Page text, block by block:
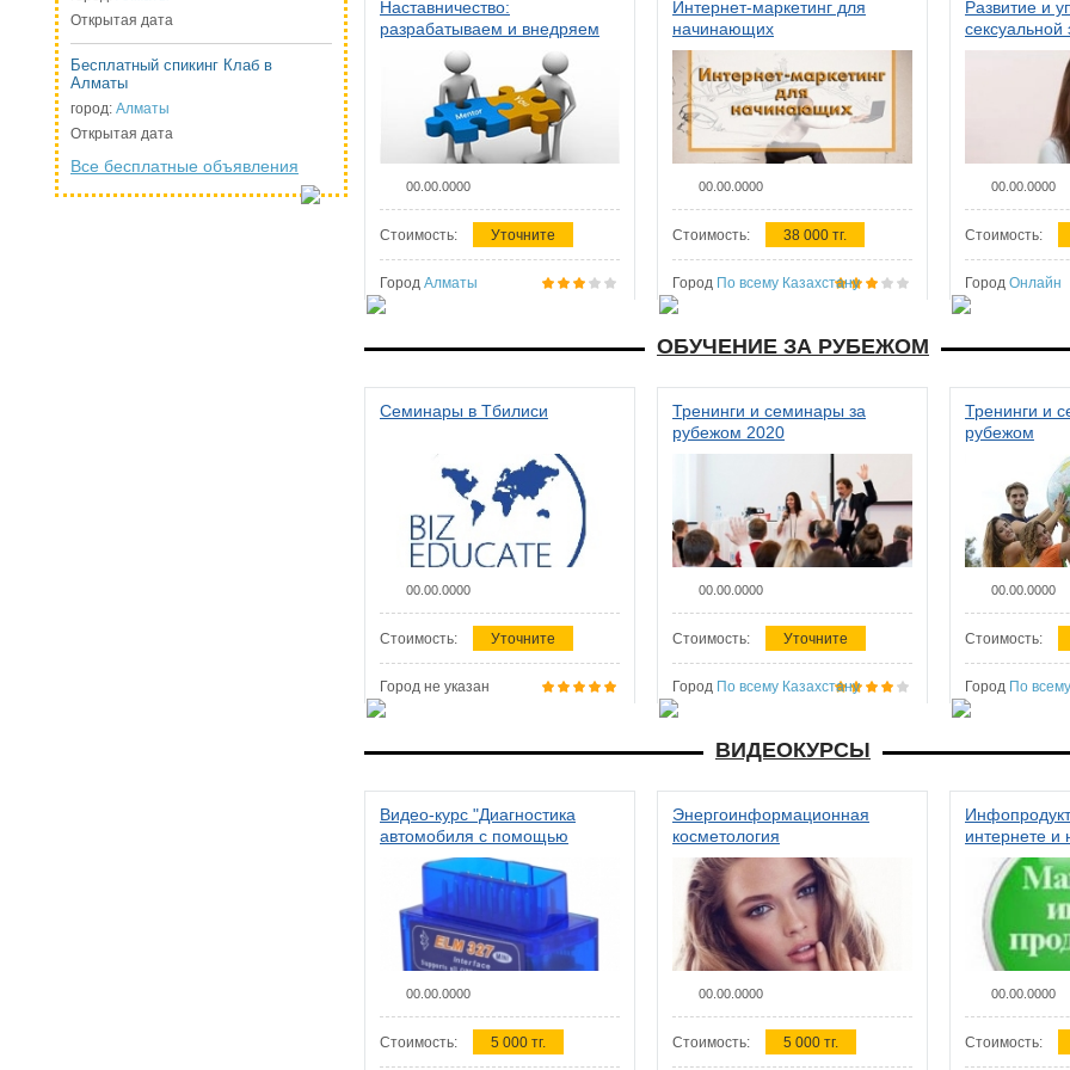
Открытая дата
Бесплатный спикинг Клаб в
Алматы
город: Алматы
Открытая дата
Все бесплатные объявления
Наставничество:
разрабатываем и внедряем
систему наставничества в
организации
00.00.0000
Стоимость: Уточните
Город Алматы
Интернет-маркетинг для
начинающих
00.00.0000
Стоимость: 38 000 тг.
Город По всему Казахстану
Развитие и
сексуальной
женщин
00.00.0000
Стоимость:
Город Онлайн
ОБУЧЕНИЕ ЗА РУБЕЖОМ
Семинары в Тбилиси
00.00.0000
Стоимость: Уточните
Город не указан
Тренинги и семинары за
рубежом 2020
00.00.0000
Стоимость: Уточните
Город По всему Казахстану
Тренинги и
рубежом
00.00.0000
Стоимость:
Город По
ВИДЕОКУРСЫ
Видео-курс "Диагностика
автомобиля с помощью
сканера ELM 327"
00.00.0000
Стоимость: 5 000 тг.
Энергоинформационная
косметология
00.00.0000
Стоимость: 5 000 тг.
интернете и
00.00.0000
Стоимость: